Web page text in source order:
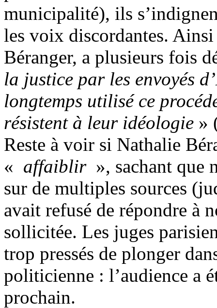
municipalité), ils
les voix discordantes.
Béranger, a plusieurs fois
la justice par les envoyés
longtemps utilisé ce
résistent à leur idéologie »
Reste à voir si Nathalie
« affaiblir », sachant que
sur de multiples sources
avait refusé de répondre à
sollicitée. Les juges
trop pressés de plonger
politicienne : l’audience a
prochain.